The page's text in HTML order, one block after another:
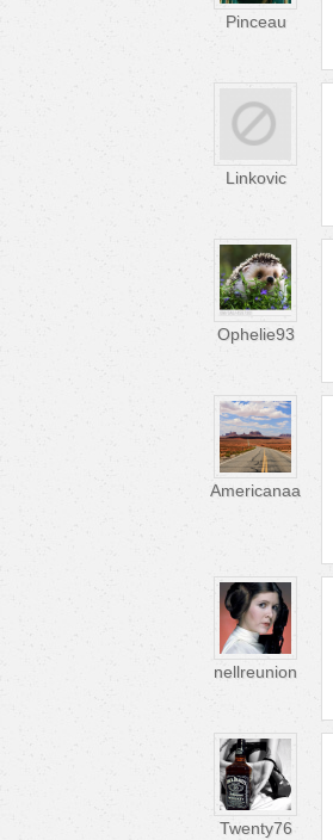
Pinceau
Linkovic
Ophelie93
Americanaa
nellreunion
Twenty76